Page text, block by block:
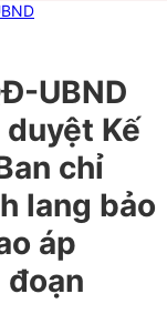
UBND
Kế
chỉ
lang bảo
áp
đoạn